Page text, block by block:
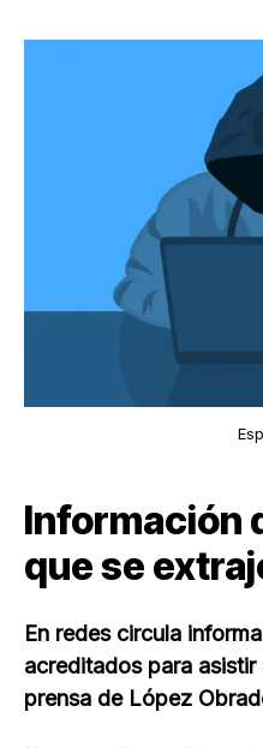
Información
que se
En redes circula
acreditados para
prensa de López